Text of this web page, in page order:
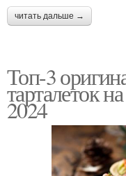
читать дальше →
Топ-3
тарталеток
2024